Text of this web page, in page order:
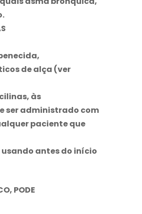
de alça (ver
às
ser administrado com
paciente que
antes do início
PODE